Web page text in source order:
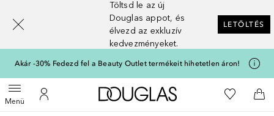
Töltsd le az új
Douglas appot, és
élvezd az exkluzív
kedvezményeket.
LETÖLTÉS
Akár -30% Fedezd fel a Beauty Outlet termékeit hihetetlen áron!
MenüMenü megnyitása
A fiókomhoz
A Douglas Főoldalra
A
Menj vissza
Keresés végrehajtása
[navigation.slideout.screenreader]